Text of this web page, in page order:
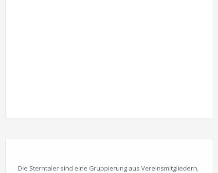
Die Sterntaler sind eine Gruppierung aus Vereinsmitgliedern,